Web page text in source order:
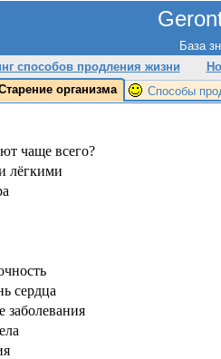
База
способов продления жизни
организма Способы
чаще всего?
лёгкими
сердца
заболевания